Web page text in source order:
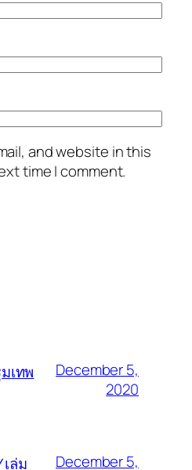
and website in this
time I comment.
เทพ
December 5,
2020
เล่ม
December 5,